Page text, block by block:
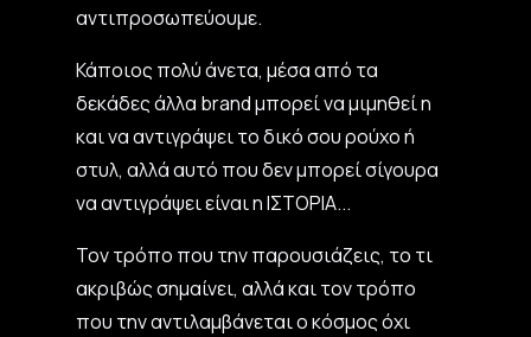
αντιπροσωπεύουμε.
Κάποιος πολύ άνετα, μέσα από τα
δεκάδες άλλα brand μπορεί να μιμηθεί η
και να αντιγράψει το δικό σου ρούχο ή
στυλ, αλλά αυτό που δεν μπορεί σίγουρα
να αντιγράψει είναι η ΙΣΤΟΡΙΑ...
Τον τρόπο που την παρουσιάζεις, το τι
ακριβώς σημαίνει, αλλά και τον τρόπο
που την αντιλαμβάνεται ο κόσμος όχι